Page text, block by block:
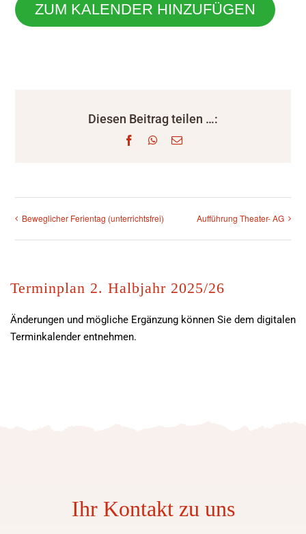
ZUM KALENDER HINZUFÜGEN
Diesen Beitrag teilen …:
FacebookWhatsApp
E-
Beweglicher Ferientag (unterrichtsfrei) Aufführung Theater- AG
Terminplan 2. Halbjahr 2025/26
Änderungen und mögliche Ergänzung können Sie dem digitalen
Terminkalender entnehmen.
Ihr Kontakt zu uns